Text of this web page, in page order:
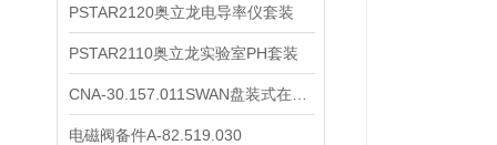
PSTAR2120奥立龙电导率仪套装
PSTAR2110奥立龙实验室PH套装
电磁阀备件A-82.519.030